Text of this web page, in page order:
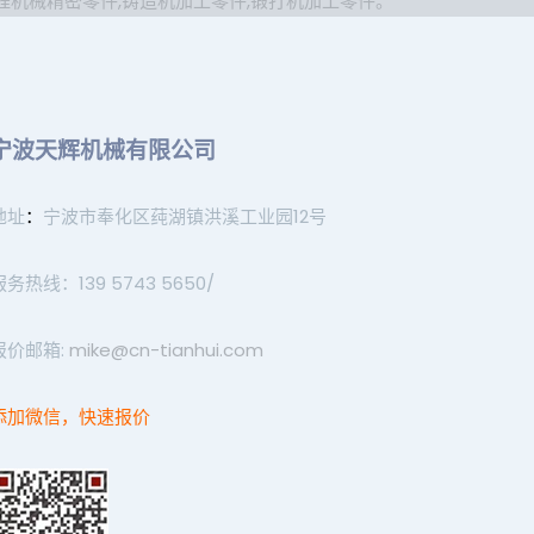
波天辉机械有限公司
址： 宁波市奉化区莼湖镇洪溪工业园12号
务热线：139 5743 5650/
价邮箱: mike@cn-tianhui.com
加微信，快速报价